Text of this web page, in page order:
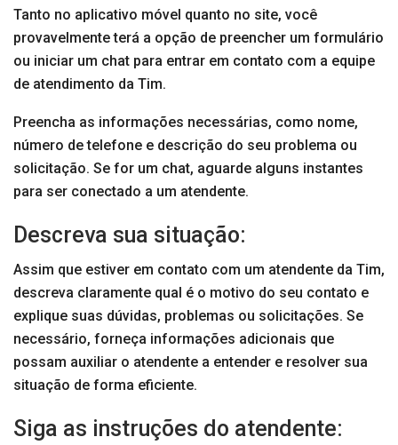
Tanto no aplicativo móvel quanto no site, você
provavelmente terá a opção de preencher um formulário
ou iniciar um chat para entrar em contato com a equipe
de atendimento da Tim.
Preencha as informações necessárias, como nome,
número de telefone e descrição do seu problema ou
solicitação. Se for um chat, aguarde alguns instantes
para ser conectado a um atendente.
Descreva sua situação:
Assim que estiver em contato com um atendente da Tim,
descreva claramente qual é o motivo do seu contato e
explique suas dúvidas, problemas ou solicitações. Se
necessário, forneça informações adicionais que
possam auxiliar o atendente a entender e resolver sua
situação de forma eficiente.
Siga as instruções do atendente: